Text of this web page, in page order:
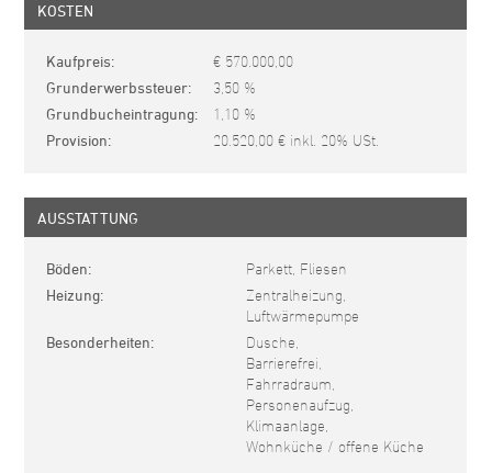
KOSTEN
Kaufpreis € 570.000,00
Grunderwerbssteuer 3,50 %
Grundbucheintragung 1,10 %
Provision 20.520,00 € inkl. 20% USt.
AUSSTATTUNG
Böden Parkett, Fliesen
Heizung
Zentralheizung,
Luftwärmepumpe
Besonderheiten
Dusche,
Barrierefrei,
Fahrradraum,
Personenaufzug,
Klimaanlage,
Wohnküche / offene Küche